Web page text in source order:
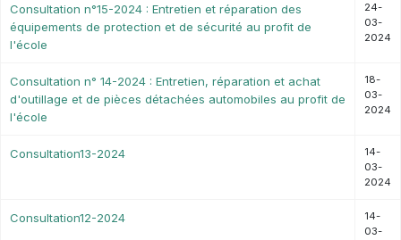
Consultation n°15-2024 : Entretien et réparation des
équipements de protection et de sécurité au profit de
l'école
24-
03-
2024
Consultation n° 14-2024 : Entretien, réparation et achat
d'outillage et de pièces détachées automobiles au profit de
l'école
18-
03-
2024
Consultation13-2024
14-
03-
2024
Consultation12-2024
14-
03-